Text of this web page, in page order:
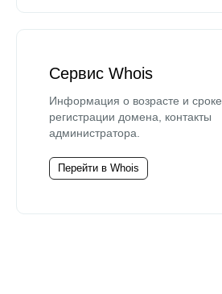
Сервис Whois
Информация о возрасте и сроке
регистрации домена, контакты
администратора.
Перейти в Whois